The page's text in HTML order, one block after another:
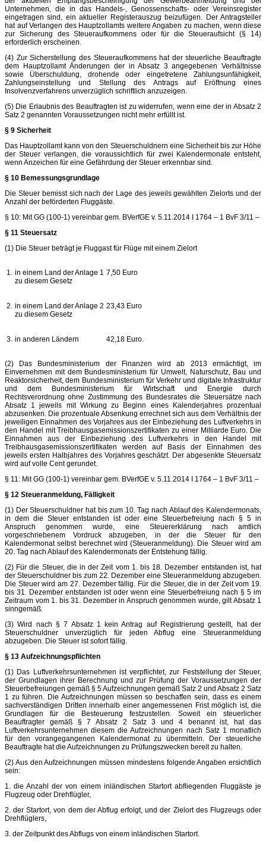
Unternehmen, die in das Handels-, Genossenschafts- oder Vereinsregister
eingetragen sind, ein aktueller Registerauszug beizufügen. Der Antragsteller
hat auf Verlangen des Hauptzollamts weitere Angaben zu machen, wenn diese
zur Sicherung des Steueraufkommens oder für die Steueraufsicht (§ 14)
erforderlich erscheinen.
(4) Zur Sicherstellung des Steueraufkommens hat der steuerliche Beauftragte
dem Hauptzollamt Änderungen der in Absatz 3 angegebenen Verhältnisse
sowie Überschuldung, drohende oder eingetretene Zahlungsunfähigkeit,
Zahlungseinstellung und Stellung des Antrags auf Eröffnung eines
Insolvenzverfahrens unverzüglich schriftlich anzuzeigen.
(5) Die Erlaubnis des Beauftragten ist zu widerrufen, wenn eine der in Absatz 2
Satz 2 genannten Voraussetzungen nicht mehr erfüllt ist.
§ 9 Sicherheit
Das Hauptzollamt kann von den Steuerschuldnern eine Sicherheit bis zur Höhe
der Steuer verlangen, die voraussichtlich für zwei Kalendermonate entsteht,
wenn Anzeichen für eine Gefährdung der Steuer erkennbar sind.
§ 10 Bemessungsgrundlage
Die Steuer bemisst sich nach der Lage des jeweils gewählten Zielorts und der
Anzahl der beförderten Fluggäste.
§ 10: Mit GG (100-1) vereinbar gem. BVerfGE v. 5.11.2014 I 1764 – 1 BvF 3/11 –
§ 11 Steuersatz
(1) Die Steuer beträgt je Fluggast für Flüge mit einem Zielort
1.
in einem Land der Anlage 1
zu diesem Gesetz
7,50 Euro
2. in einem Land der Anlage 2
zu diesem Gesetz
23,43 Euro
3. in anderen Ländern 42,18 Euro.
(2) Das Bundesministerium der Finanzen wird ab 2013 ermächtigt, im
Einvernehmen mit dem Bundesministerium für Umwelt, Naturschutz, Bau und
Reaktorsicherheit, dem Bundesministerium für Verkehr und digitale Infrastruktur
und dem Bundesministerium für Wirtschaft und Energie durch
Rechtsverordnung ohne Zustimmung des Bundesrates die Steuersätze nach
Absatz 1 jeweils mit Wirkung zu Beginn eines Kalenderjahres prozentual
abzusenken. Die prozentuale Absenkung errechnet sich aus dem Verhältnis der
jeweiligen Einnahmen des Vorjahres aus der Einbeziehung des Luftverkehrs in
den Handel mit Treibhausgasemissionszertifikaten zu einer Milliarde Euro. Die
Einnahmen aus der Einbeziehung des Luftverkehrs in den Handel mit
Treibhausgasemissionszertifikaten werden auf Basis der Einnahmen des
jeweils ersten Halbjahres des Vorjahres geschätzt. Der abgesenkte Steuersatz
wird auf volle Cent gerundet.
§ 11: Mit GG (100-1) vereinbar gem. BVerfGE v. 5.11.2014 I 1764 – 1 BvF 3/11 –
§ 12 Steueranmeldung, Fälligkeit
(1) Der Steuerschuldner hat bis zum 10. Tag nach Ablauf des Kalendermonats,
in dem die Steuer entstanden ist oder eine Steuerbefreiung nach § 5 in
Anspruch genommen wurde, eine Steuererklärung nach amtlich
vorgeschriebenem Vordruck abzugeben, in der die Steuer für den
Kalendermonat selbst berechnet wird (Steueranmeldung). Die Steuer wird am
20. Tag nach Ablauf des Kalendermonats der Entstehung fällig.
(2) Für die Steuer, die in der Zeit vom 1. bis 18. Dezember entstanden ist, hat
der Steuerschuldner bis zum 22. Dezember eine Steueranmeldung abzugeben.
Die Steuer wird am 27. Dezember fällig. Für die Steuer, die in der Zeit vom 19.
bis 31. Dezember entstanden ist oder wenn eine Steuerbefreiung nach § 5 im
Zeitraum vom 1. bis 31. Dezember in Anspruch genommen wurde, gilt Absatz 1
sinngemäß.
(3) Wird nach § 7 Absatz 1 kein Antrag auf Registrierung gestellt, hat der
Steuerschuldner unverzüglich für jeden Abflug eine Steueranmeldung
abzugeben. Die Steuer ist sofort fällig.
§ 13 Aufzeichnungspflichten
(1) Das Luftverkehrsunternehmen ist verpflichtet, zur Feststellung der Steuer,
der Grundlagen ihrer Berechnung und zur Prüfung der Voraussetzungen der
Steuerbefreiungen gemäß § 5 Aufzeichnungen gemäß Satz 2 und Absatz 2 Satz
1 zu führen. Die Aufzeichnungen müssen so beschaffen sein, dass es einem
sachverständigen Dritten innerhalb einer angemessenen Frist möglich ist, die
Grundlagen für die Besteuerung festzustellen. Soweit ein steuerlicher
Beauftragter gemäß § 7 Absatz 2 Satz 3 und 4 benannt ist, hat das
Luftverkehrsunternehmen diesem die Aufzeichnungen nach Satz 1 monatlich
für den vorangegangenen Kalendermonat zu übermitteln. Der steuerliche
Beauftragte hat die Aufzeichnungen zu Prüfungszwecken bereit zu halten.
(2) Aus den Aufzeichnungen müssen mindestens folgende Angaben ersichtlich
sein:
1. die Anzahl der von einem inländischen Startort abfliegenden Fluggäste je
Flugzeug oder Drehflügler,
2. der Startort, von dem der Abflug erfolgt, und der Zielort des Flugzeugs oder
Drehflüglers,
3. der Zeitpunkt des Abflugs von einem inländischen Startort.